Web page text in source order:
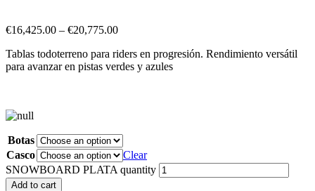
€16,425.00 – €20,775.00
Tablas todoterreno para riders en progresión. Rendimiento versátil
para avanzar en pistas verdes y azules
Botas
Casco
Clear
SNOWBOARD PLATA quantity
Add to cart